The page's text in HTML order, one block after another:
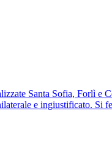
Santa Sofia, Forlì e
e ingiustificato. Si